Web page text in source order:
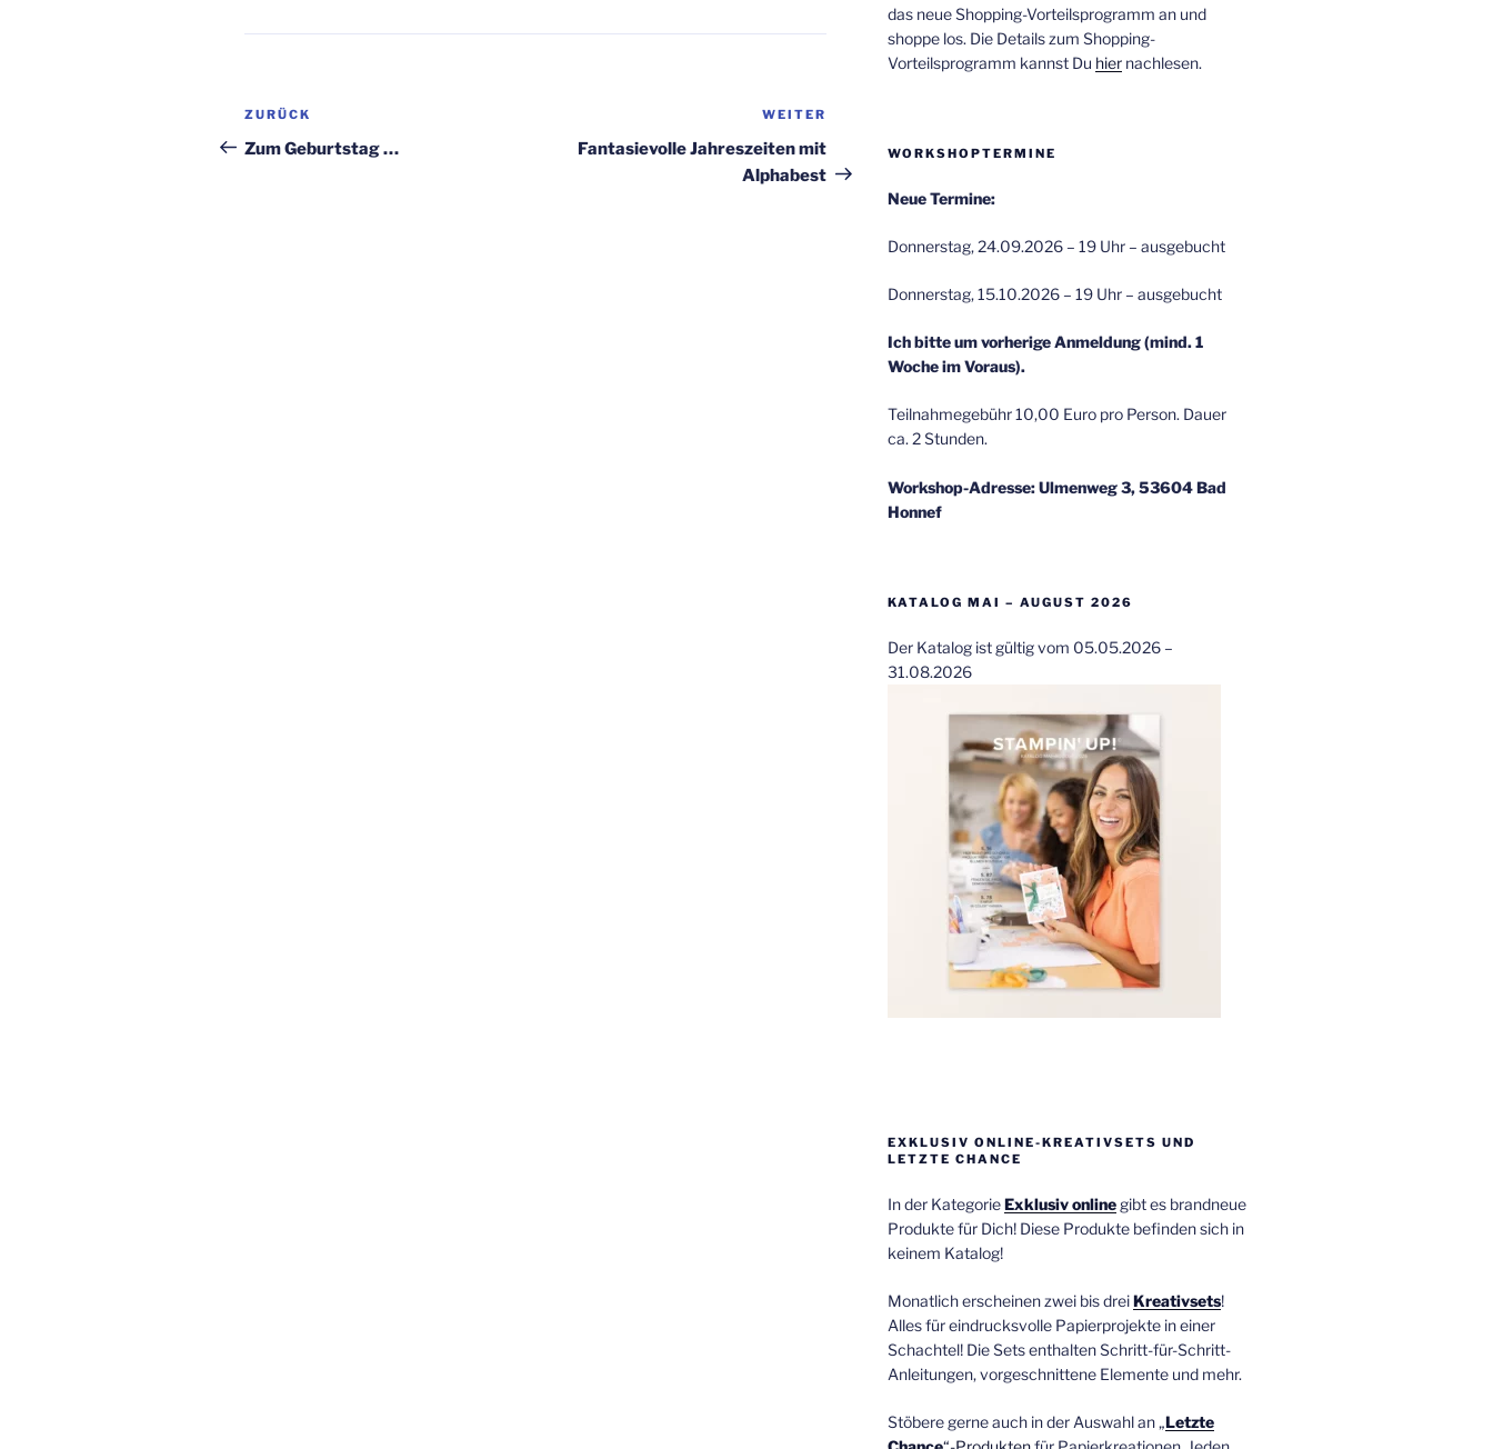
Beitragsnavigation
Vorheriger
Beitrag
ZURÜCK
Zum Geburtstag …
Beitrag
WEITER
Fantasievolle Jahreszeiten mit
Alphabest
das neue Shopping-Vorteilsprogramm an und
shoppe los. Die Details zum Shopping-
Vorteilsprogramm kannst Du hiernachlesen.
WORKSHOPTERMINE
Neue Termine:
Donnerstag, 24.09.2026 – 19 Uhr – ausgebucht
Donnerstag, 15.10.2026 – 19 Uhr – ausgebucht
Ich bitte um vorherige Anmeldung (mind. 1
Woche im Voraus).
Teilnahmegebühr 10,00 Euro pro Person. Dauer
ca. 2 Stunden.
Workshop-Adresse: Ulmenweg 3, 53604 Bad
Honnef
KATALOG MAI – AUGUST 2026
Der Katalog ist gültig vom 05.05.2026 –
31.08.2026
EXKLUSIV ONLINE-KREATIVSETS UND
LETZTE CHANCE
In der KategorieExklusiv onlinegibt es brandneue
Produkte für Dich! Diese Produkte befinden sich in
keinem Katalog!
Monatlich erscheinen zwei bis drei Kreativsets!
Alles für eindrucksvolle Papierprojekte in einer
Schachtel! Die Sets enthalten Schritt-für-Schritt-
Anleitungen, vorgeschnittene Elemente und mehr.
Stöbere gerne auch in der Auswahl an „Letzte